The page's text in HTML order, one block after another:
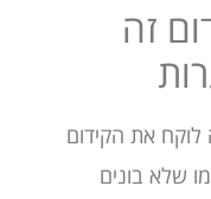
זה
את הקידום
שלא בונים